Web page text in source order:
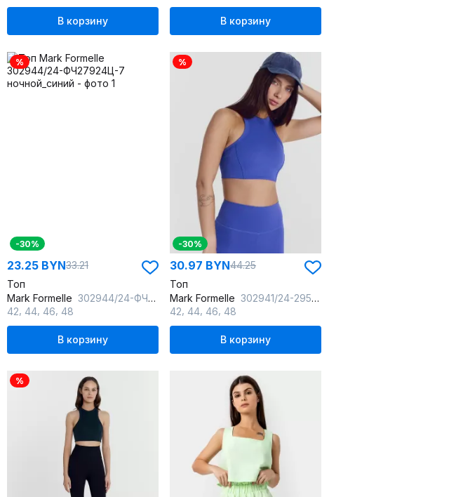
В корзину В корзину
%
-30%
23.25 BYN33.21
Топ
Mark Formelle 302944/24-ФЧ27924Ц-7 ночной_синий
42 44 46 48
В корзину
%
-30%
30.97 BYN44.25
Топ
Mark Formelle 302941/24-29598Ц-2 т.лаванда
42 44 46 48
В корзину
%